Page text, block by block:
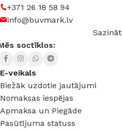
+371 26 18 58 94
info@buvmark.lv
soctīklos:
E-veikals
Biežāk uzdotie jautājumi
Nomaksas iespējas
Apmaksa un Piegāde
Pasūtījuma statuss